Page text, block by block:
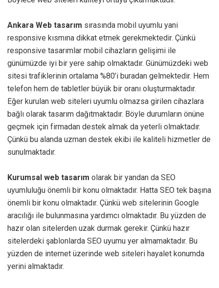
Ankara Web tasarım sırasında mobil uyumlu yani
responsive kısmına dikkat etmek gerekmektedir. Çünkü
responsive tasarımlar mobil cihazların gelişimi ile
günümüzde iyi bir yere sahip olmaktadır. Günümüzdeki web
sitesi trafiklerinin ortalama %80’i buradan gelmektedir. Hem
telefon hem de tabletler büyük bir oranı oluşturmaktadır.
Eğer kurulan web siteleri uyumlu olmazsa girilen cihazlara
bağlı olarak tasarım dağıtmaktadır. Böyle durumların önüne
geçmek için firmadan destek almak da yeterli olmaktadır.
Çünkü bu alanda uzman destek ekibi ile kaliteli hizmetler de
sunulmaktadır.
Kurumsal web tasarım olarak bir yandan da SEO
uyumluluğu önemli bir konu olmaktadır. Hatta SEO tek başına
önemli bir konu olmaktadır. Çünkü web sitelerinin Google
aracılığı ile bulunmasına yardımcı olmaktadır. Bu yüzden de
hazır olan sitelerden uzak durmak gerekir. Çünkü hazır
sitelerdeki şablonlarda SEO uyumu yer almamaktadır. Bu
yüzden de internet üzerinde web siteleri hayalet konumda
yerini almaktadır.